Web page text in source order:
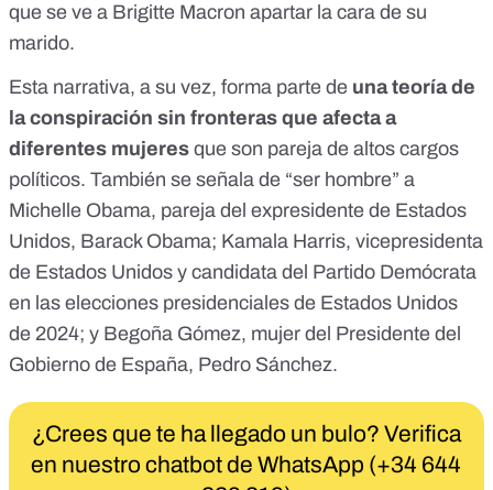
que se ve a Brigitte Macron apartar la cara de su
marido.
Esta narrativa, a su vez, forma parte de unateoría de
la conspiración sin fronteras que afecta a
diferentes mujeres que son pareja de altos cargos
políticos. También se señala de “ser hombre” a
Michelle Obama, pareja del expresidente de Estados
Unidos, Barack Obama; Kamala Harris, vicepresidenta
de Estados Unidos y candidata del Partido Demócrata
en las elecciones presidenciales de Estados Unidos
de 2024; y Begoña Gómez, mujer del Presidente del
Gobierno de España, Pedro Sánchez.
¿Crees que te ha llegado un bulo? Verifica
en nuestro chatbot de WhatsApp (+34 644